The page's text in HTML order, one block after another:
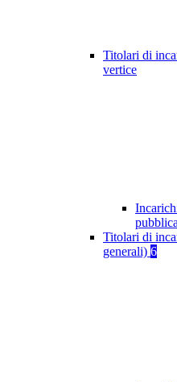
Titolari di
vertice
Titolari di
generali) 6